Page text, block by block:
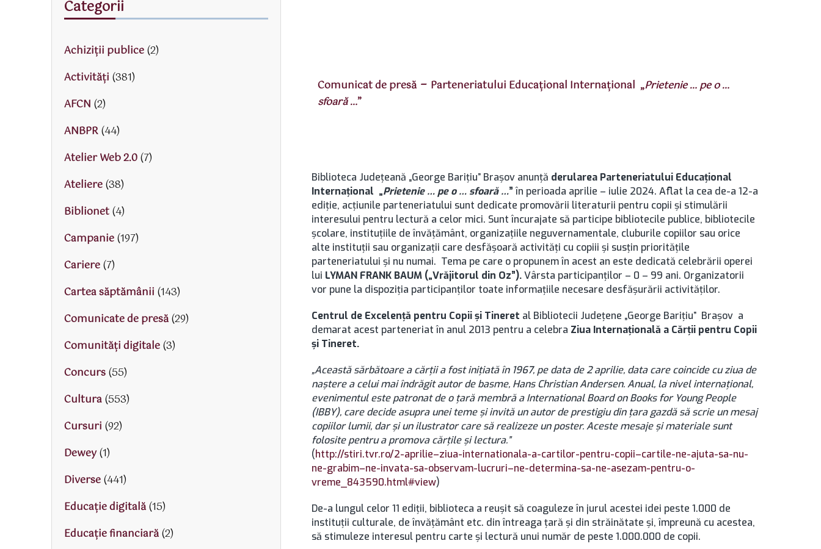
Comunicat de presă – Parteneriatului Educațional Internațional „Prietenie … pe o …
sfoară …”
Biblioteca Judeţeană „George Bariţiu” Braşov anunță derularea Parteneriatului Educațional
Internațional „Prietenie … pe o … sfoară …”în perioada aprilie – iulie 2024. Aflat la cea de-a 12-a
ediție, acțiunile parteneriatului sunt dedicate promovării literaturii pentru copii şi stimulării
interesului pentru lectură a celor mici. Sunt încurajate să participe bibliotecile publice, bibliotecile
școlare, instituţiile de învăţământ, organizațiile neguvernamentale, cluburile copiilor sau orice
alte instituţii sau organizații care desfășoară activități cu copiii și susțin prioritățile
parteneriatului şi nu numai. Tema pe care o propunem în acest an este dedicată celebrării operei
lui LYMAN FRANK BAUM („Vrăjitorul din Oz”).Vârsta participanţilor – 0 – 99 ani. Organizatorii
vor pune la dispoziția participanților toate informațiile necesare desfășurării activităților.
Centrul de Excelență pentru Copii și Tineret al Bibliotecii Județene „George Barițiu” Brașov a
demarat acest parteneriat în anul 2013 pentru a celebra Ziua Internaţională a Cărţii pentru Copii
și Tineret.
„Această sărbătoare a cărții a fost iniţiată în 1967, pe data de 2 aprilie, data care coincide cu ziua de
naştere a celui mai îndrăgit autor de basme, Hans Christian Andersen. Anual, la nivel internațional,
evenimentul este patronat de o țară membră a International Board on Books for Young People
(IBBY), care decide asupra unei teme și invită un autor de prestigiu din țara gazdă să scrie un mesaj
copiilor lumii, dar și un ilustrator care să realizeze un poster. Aceste mesaje şi materiale sunt
folosite pentru a promova cărțile și lectura.”
(http://stiri.tvr.ro/2-aprilie–ziua-internationala-a-cartilor-pentru-copii–cartile-ne-ajuta-sa-nu-
ne-grabim–ne-invata-sa-observam-lucruri–ne-determina-sa-ne-asezam-pentru-o-
vreme_843590.html#view)
De-a lungul celor 11 ediții, biblioteca a reușit să coaguleze în jurul acestei idei peste 1.000 de
instituții culturale, de învăţământ etc. din întreaga ţară şi din străinătate și, împreună cu acestea,
să stimuleze interesul pentru carte și lectură unui număr de peste 1.000.000 de copii.
Categorii
Achiziții publice(2)
Activităţi (381)
AFCN (2)
ANBPR(44)
Atelier Web 2.0(7)
Ateliere(38)
Biblionet(4)
Campanie(197)
Cariere(7)
Cartea săptămânii (143)
Comunicate de presă(29)
Comunități digitale(3)
Concurs(55)
Cultura(553)
Cursuri (92)
Dewey(1)
Diverse(441)
Educaţie digitală(15)
Educaţie financiară(2)